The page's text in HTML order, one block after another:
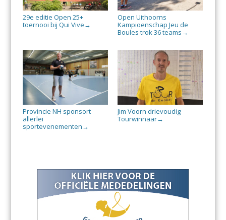
29e editie Open 25+
toernooi bij Qui Vive →
Open Uithoorns
Kampioenschap Jeu de
Boules trok 36 teams →
Provincie NH sponsort
allerlei
sportevenementen →
Jim Voorn drievoudig
Tourwinnaar→